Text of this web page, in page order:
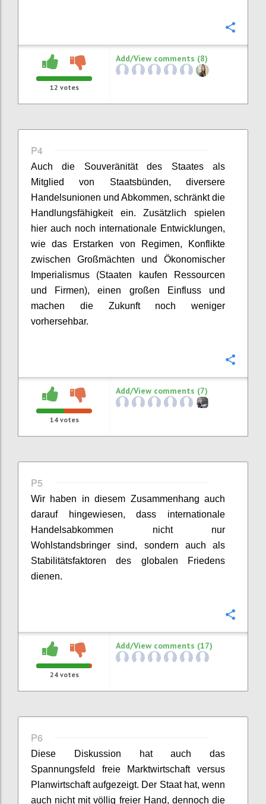
12 votes
Add/View comments (8)
P4
Auch die Souveränität des Staates als
Mitglied von Staatsbünden, diversere
Handelsunionen und Abkommen, schränkt die
Handlungsfähigkeit ein. Zusätzlich spielen
hier auch noch internationale Entwicklungen,
wie das Erstarken von Regimen, Konflikte
zwischen Großmächten und Ökonomischer
Imperialismus (Staaten kaufen
Ressourcen
und Firmen),einen großen Einfluss und
machen dieZukunft noch weniger
vorhersehbar.
14votes
Add/View comments (7)
P5
Wir haben in diesem Zusammenhang auch
darauf hingewiesen, dass internationale
Handelsabkommen
nicht nur
Wohlstandsbringer sind, sondern auch als
Stabilitätsfaktoren des globalen Friedens
dienen.
24votes
Add/View comments (17)
P6
Diese Diskussion hat auch das
Spannungsfeld freie Marktwirtschaft versus
Planwirtschaftaufgezeigt. Der Staat hat, wenn
auch nicht mit völlig freierHand, dennochdie